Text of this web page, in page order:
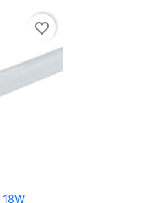
favorite_border